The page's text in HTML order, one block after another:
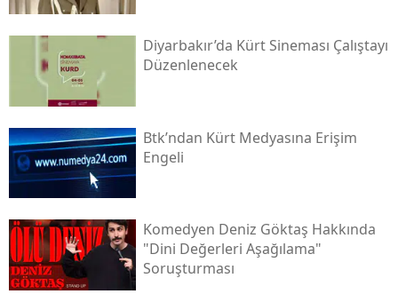
Diyarbakır’da Kürt Sineması Çalıştayı
Düzenlenecek
Btk’ndan Kürt Medyasına Erişim
Engeli
Komedyen Deniz Göktaş Hakkında
"dini Değerleri Aşağılama"
Soruşturması